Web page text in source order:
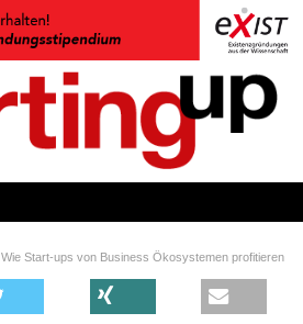
Wie Start-ups von Business Ökosystemen profitieren